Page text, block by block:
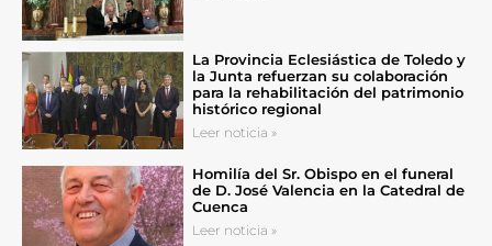
La Provincia Eclesiástica de Toledo y
la Junta refuerzan su colaboración
para la rehabilitación del patrimonio
histórico regional
Leer noticia »
Homilía del Sr. Obispo en el funeral
de D. José Valencia en la Catedral de
Cuenca
Leer noticia »